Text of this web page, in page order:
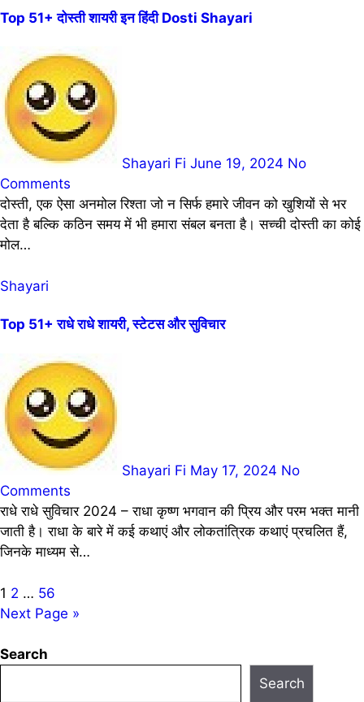
Top 51+ दोस्ती शायरी इन हिंदी Dosti Shayari
Shayari Fi June 19, 2024 No
Comments
दोस्ती, एक ऐसा अनमोल रिश्ता जो न सिर्फ हमारे जीवन को खुशियों से भर
देता है बल्कि कठिन समय में भी हमारा संबल बनता है। सच्ची दोस्ती का कोई
मोल…
Shayari
Top 51+ राधे राधे शायरी, स्टेटस और सुविचार
Shayari Fi May 17, 2024 No
Comments
राधे राधे सुविचार 2024 – राधा कृष्ण भगवान की प्रिय और परम भक्त मानी
जाती है। राधा के बारे में कई कथाएं और लोकतांत्रिक कथाएं प्रचलित हैं,
जिनके माध्यम से…
Posts
pagination
1 2 … 56
Next Page »
Search
Search